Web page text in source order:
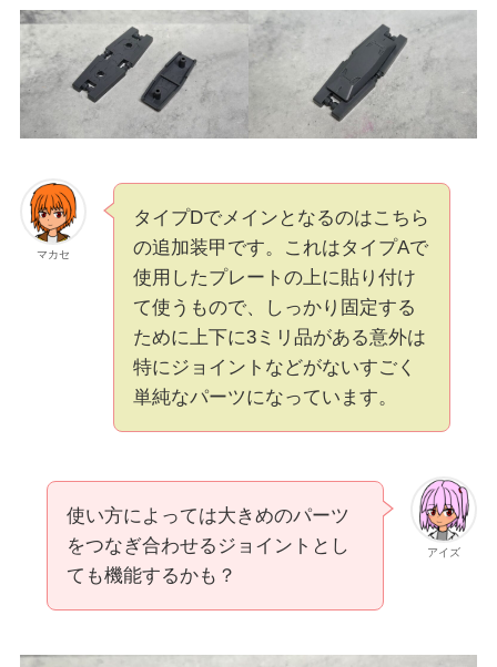
マカセ
タイプDでメインとなるのはこちら
の追加装甲です。これはタイプAで
使用したプレートの上に貼り付け
て使うもので、しっかり固定する
ために上下に3ミリ品がある意外は
特にジョイントなどがないすごく
単純なパーツになっています。
アイズ
使い方によっては大きめのパーツ
をつなぎ合わせるジョイントとし
ても機能するかも？